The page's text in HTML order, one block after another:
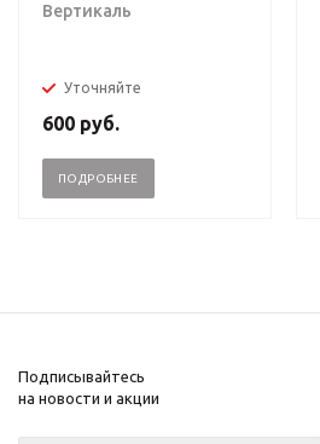
Вертикаль
Уточняйте
600 руб.
ПОДРОБНЕЕ
Подписывайтесь
на новости и акции